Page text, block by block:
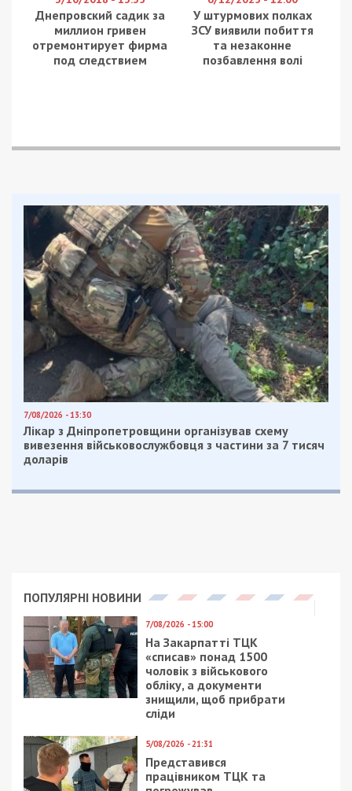
Ранее мы писали, что специальная комиссия
приняла решение о введении чрезвычайной
Facebook
Telegram
Twitter
WhatsApp
ViberEmail
Приєднуйтесь також до 49000 в Google News. Слідкуйте
за останніми новинами!
Приєднатися
Читайте також